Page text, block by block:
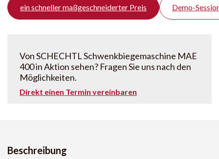
ein schneller maßgeschneiderter Preis Demo-
Von SCHECHTL Schwenkbiegemaschine MAE
400 in Aktion sehen? Fragen Sie uns nach den
Möglichkeiten.
Direkt einen Termin vereinbaren
Beschreibung